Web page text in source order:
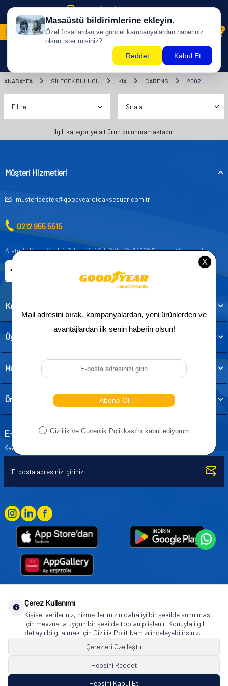
500 TL ÜZERİ KARGO BİZDEN !
0
ANASAYFA SILECEK BULUCU KIA CARENS 2002
Filtre
İlgili kategoriye ait ürün bulunmamaktadır.
Müşteri Hizmetleri
musteridestek@goodyearotoaksesuar.com.tr
0212 955 5515
Atatürk, Kıraç Mevkii, Orhan Veli Cd. D:No:19, 34522 Esenyurt/İstanbul
Kategoriler
Üye
Hızlı Erişim
Önemli Bilgiler
E-Bülten Aboneliği
Kampanya ve yeniliklerden haberdar olmak için e-bültenimize abone olun!
Goodyear (and Winged Foot Design) are trademarks of or licensed to The Goodyear
Tire & Rubber Company used under license by Basbug Group Company,
Istanbul/Türkiye. © 2026 The Goodyear Tire & Rubber Company.
Çerez Kullanımı
Kişisel verileriniz, hizmetlerimizin daha iyi bir şekilde sunulması
için mevzuata uygun bir şekilde toplanıp işlenir. Konuyla ilgili
detaylı bilgi almak için Gizlilik Politikamızı inceleyebilirsiniz.
Çerezleri Özelleştir
Hepsini Reddet
Hepsini Kabul Et